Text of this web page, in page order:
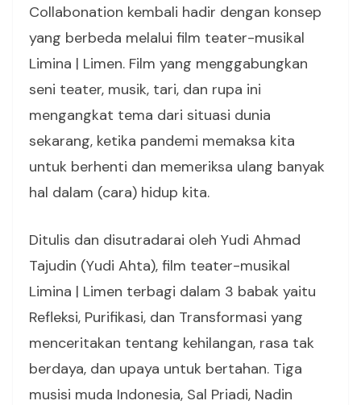
Collabonation kembali hadir dengan konsep
yang berbeda melalui film teater-musikal
Limina | Limen. Film yang menggabungkan
seni teater, musik, tari, dan rupa ini
mengangkat tema dari situasi dunia
sekarang, ketika pandemi memaksa kita
untuk berhenti dan memeriksa ulang banyak
hal dalam (cara) hidup kita.
Ditulis dan disutradarai oleh Yudi Ahmad
Tajudin (Yudi Ahta), film teater-musikal
Limina | Limen terbagi dalam 3 babak yaitu
Refleksi, Purifikasi, dan Transformasi yang
menceritakan tentang kehilangan, rasa tak
berdaya, dan upaya untuk bertahan. Tiga
musisi muda Indonesia, Sal Priadi, Nadin